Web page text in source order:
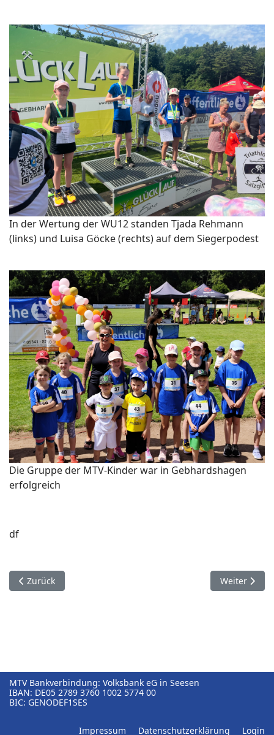
In der Wertung der WU12 standen Tjada Rehmann
(links) und Luisa Göcke (rechts) auf dem Siegerpodest
Die Gruppe der MTV-Kinder war in Gebhardshagen
erfolgreich
df
Vorheriger Beitrag: Guter Marathonlauf in Amsterdam
Zurück Nächster
Weiter
MTV Bankverbindung: Volksbank eG in Seesen
IBAN: DE05⁠ 2789⁠ 3760⁠ 1002⁠ 5774⁠ 00
BIC: GENODEF1SES
Impressum Datenschutzerklärung Login